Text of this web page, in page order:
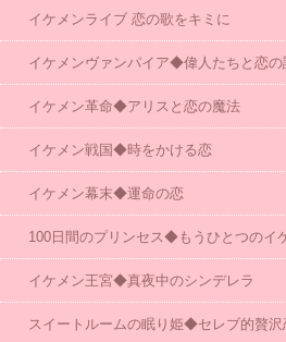
イケメンライブ 恋の歌をキミに
イケメンヴァンパイア◆偉人たちと恋の
イケメン革命◆アリスと恋の魔法
イケメン戦国◆時をかける恋
イケメン幕末◆運命の恋
100日間のプリンセス◆もうひとつのイ
イケメン王宮◆真夜中のシンデレラ
スイートルームの眠り姫◆セレブ的贅沢